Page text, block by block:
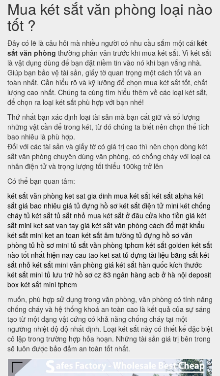
Mua két sắt văn phòng loại nào
tốt ?
Đây có lẽ là câu hỏi mà nhiều người có nhu cầu sắm một cái két
sắt văn phòng thường phân vân trước khi mua két sắt. Vì két sắt
là vật dụng dùng để bạn đặt niềm tin vào nó khi bạn vắng nhà.
Giúp bạn bảo vệ tài sản, giấy tờ quan trọng một cách tốt và an
toàn nhất. Cần hiểu rõ và kỹ lưỡng để chọn mua két sắt tốt, chất
lượng cao nhất. Chúng ta cùng tìm hiểu thêm về các loại két sắt,
để chọn ra loại két sắt phù hợp với bạn nhé!
Thứ nhất bạn xác định loại tài sản mà bạn cất giữ và số lượng
những vật cần để trong két, từ đó chúng ta biết nên chọn thể tích
bao nhiêu là phù hợp.
Đối với các tài sản và giấy tờ có giá trị cao thì nên chọn dòng két
sắt văn phòng chuyên dùng văn phòng, có chống cháy với loại cá
nhân điện tử và trọng lượng tối thiểu 100kg trở lên
Có thể bạn quan tâm:
két sắt văn phòng ket sat gia dinh mua két sắt két sắt alpha két
sắt giá bao nhiêu giá tủ đựng hồ sơ két sắt điện tử mini két chống
cháy tủ két sắt tủ sắt nhỏ mua két sắt ở đâu cửa kho tiền giá két
sắt mini ket sat van tay giá két sắt văn phòng cách đổ mật khẩu
két sắt mini ket an toan két sắt âm tường tủ đựng hồ sơ văn
phòng tủ hồ sơ mini tủ sắt văn phòng tphcm két sắt golden két sắt
nào tốt nhất hiện nay cau tao ket sat tủ đựng tài liệu bằng sắt két
sắt nhỏ két sắt mini văn phòng giá két sắt hàn quốc kích thước
két sắt mini tủ lưu trữ hồ sơ cz 83 ngân hàng acb ở hà nội deposit
box két sắt mini tphcm
muốn, phù hợp sử dụng trong văn phòng, văn phòng có tính năng
chống cháy và hệ thống khoá an toàn cao là kết quả của sự sáng
tạo từ một dạng vật cứng có khả năng chống cháy tại một
ngưỡng nhiệt độ độ nhất định. Loại két sắt này có thiết kế đặc biệt
cô lập trong trường hợp hỏa hoạn. Những tài sản giá trị bên trong
sẽ luôn được bảo đảm an toàn tốt nhất.